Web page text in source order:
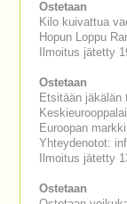
Ostetaan
Kilo kuivattua
Hopun Loppu
Ilmoitus jätetty
Ostetaan
Etsitään jäkälän
Euroopan
Yhteydenotot:
Ilmoitus jätetty
Ostetaan